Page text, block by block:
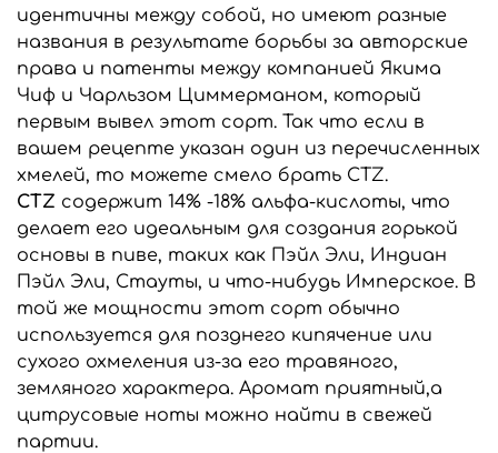
идентичны между собой, но имеют разные
названия в результате борьбы за авторские
права и патенты между компанией Якима
Чиф и Чарльзом Циммерманом, который
первым вывел этот сорт. Так что если в
вашем рецепте указан один из перечисленных
хмелей, то можете смело брать CTZ.
CTZ содержит 14% -18% альфа-кислоты, что
делает его идеальным для создания горькой
основы в пиве, таких как Пэйл Эли, Индиан
Пэйл Эли, Стауты, и что-нибудь Имперское. В
той же мощности этот сорт обычно
используется для позднего кипячение или
сухого охмеления из-за его травяного,
земляного характера. Аромат приятный,а
цитрусовые ноты можно найти в свежей
партии.